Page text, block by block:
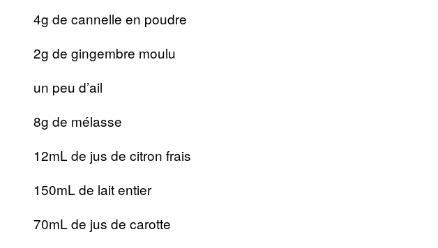
4g de cannelle en poudre
2g de gingembre moulu
un peu d’ail
8g de mélasse
12mL de jus de citron frais
150mL de lait entier
70mL de jus de carotte